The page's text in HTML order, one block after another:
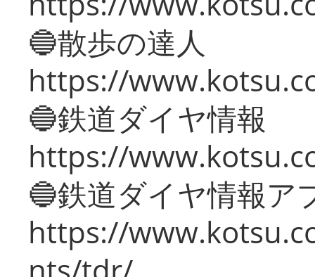
🔵散歩の達人
https://
🔵鉄道ダイヤ情報
https://
🔵鉄道ダイヤ情報ア
https://